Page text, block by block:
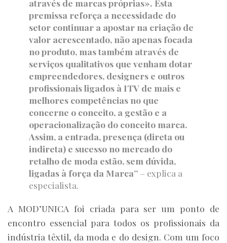
através de marcas próprias». Esta
premissa reforça a necessidade do
setor continuar a apostar na criação de
valor acrescentado, não apenas focada
no produto, mas também através de
serviços qualitativos que venham dotar
empreendedores, designers e outros
profissionais ligados à ITV de mais e
melhores competências no que
concerne o conceito, a gestão e a
operacionalização do conceito marca.
Assim, a entrada, presença (direta ou
indireta) e sucesso no mercado do
retalho de moda estão, sem dúvida,
ligadas à força da Marca”– explica a
especialista.
A MOD’UNICA foi criada para ser um ponto de
encontro essencial para todos os profissionais da
indústria têxtil, da moda e do design. Com um foco